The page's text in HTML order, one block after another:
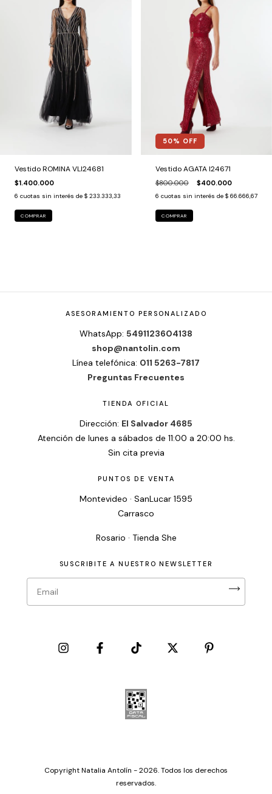
Vestido ROMINA VLI24681
$1.400.000
6 cuotas sin interés de $ 233.333,33
COMPRAR
50% OFF
Vestido AGATA I24671
$800.000 $400.000
6 cuotas sin interés de $ 66.666,67
COMPRAR
ASESORAMIENTO PERSONALIZADO
WhatsApp: 5491123604138
shop@nantolin.com
Línea telefónica: 011 5263-7817
Preguntas Frecuentes
TIENDA OFICIAL
Dirección: El Salvador 4685
Atención de lunes a sábados de 11:00 a 20:00 hs.
Sin cita previa
PUNTOS DE VENTA
Montevideo · SanLucar 1595
Carrasco
Rosario · Tienda She
SUSCRIBITE A NUESTRO NEWSLETTER
Copyright Natalia Antolín - 2026. Todos los derechos
reservados.